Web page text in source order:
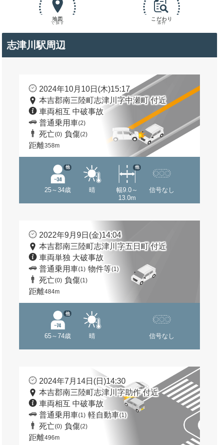
地図
で探す
こだわり
条件
志津川駅周辺
2024年10月10日(木)15:17
本吉郡南三陸町志津川字中瀬町 付近
車両相互 中破事故
普通乗用車(2)
死亡(0) 負傷(2)
距離358m
25～34歳
他
晴
幅9.0～
13.0m
他
信号なし
2022年9月9日(金)14:04
本吉郡南三陸町志津川字五日町 付近
車両単独 大破事故
普通乗用車(1) 物件等(1)
死亡(0) 負傷(1)
距離484m
65～74歳
他
晴 信号なし
2024年7月14日(日)14:30
本吉郡南三陸町志津川字助作 付近
車両相互 中破事故
普通乗用車(1) 軽自動車(1)
死亡(0) 負傷(2)
距離496m